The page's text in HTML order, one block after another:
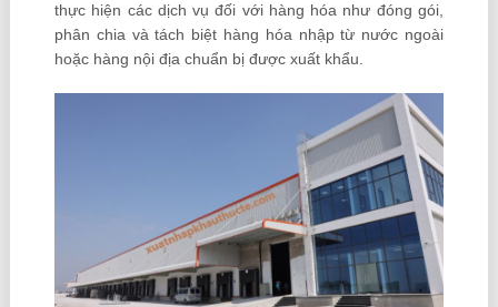
thực hiện các dịch vụ đối với hàng hóa như đóng gói,
phân chia và tách biệt hàng hóa nhập từ nước ngoài
hoặc hàng nội địa chuẩn bị được xuất khẩu.